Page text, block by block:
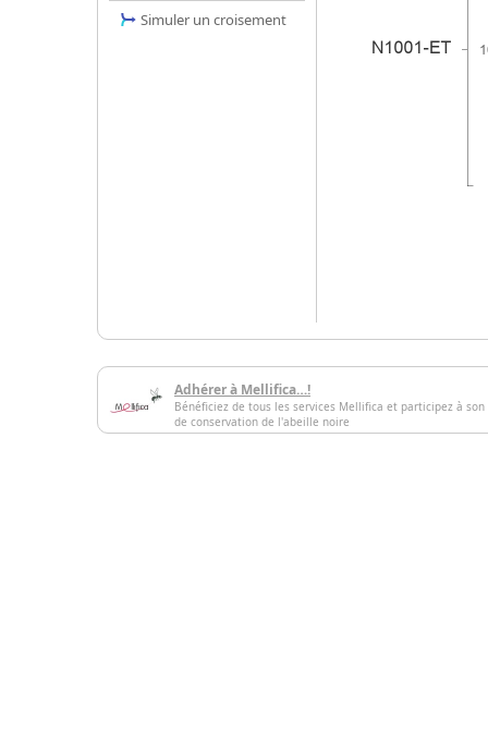
Simuler un croisement
Adhérer à Mellifica…!
Bénéficiez de tous les services Mellifica et participez à
de conservation de l'abeille noire